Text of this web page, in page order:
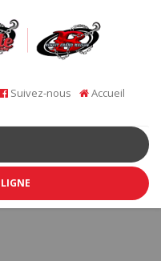
Suivez-nous Accueil